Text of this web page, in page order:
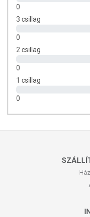
0
3 csillag
0
2 csillag
0
1 csillag
0